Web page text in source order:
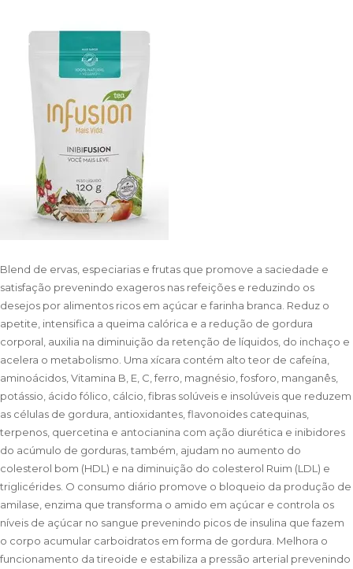
Blend de ervas, especiarias e frutas que promove a saciedade e
satisfação prevenindo exageros nas refeições e reduzindo os
desejos por alimentos ricos em açúcar e farinha branca. Reduz o
apetite, intensifica a queima calórica e a redução de gordura
corporal, auxilia na diminuição da retenção de líquidos, do inchaço e
acelera o metabolismo. Uma xícara contém alto teor de cafeína,
aminoácidos, Vitamina B, E, C, ferro, magnésio, fosforo, manganês,
potássio, ácido fólico, cálcio, fibras solúveis e insolúveis que reduzem
as células de gordura, antioxidantes, flavonoides catequinas,
terpenos, quercetina e antocianina com ação diurética e inibidores
do acúmulo de gorduras, também, ajudam no aumento do
colesterol bom (HDL) e na diminuição do colesterol Ruim (LDL) e
triglicérides. O consumo diário promove o bloqueio da produção de
amilase, enzima que transforma o amido em açúcar e controla os
níveis de açúcar no sangue prevenindo picos de insulina que fazem
o corpo acumular carboidratos em forma de gordura. Melhora o
funcionamento da tireoide e estabiliza a pressão arterial prevenindo